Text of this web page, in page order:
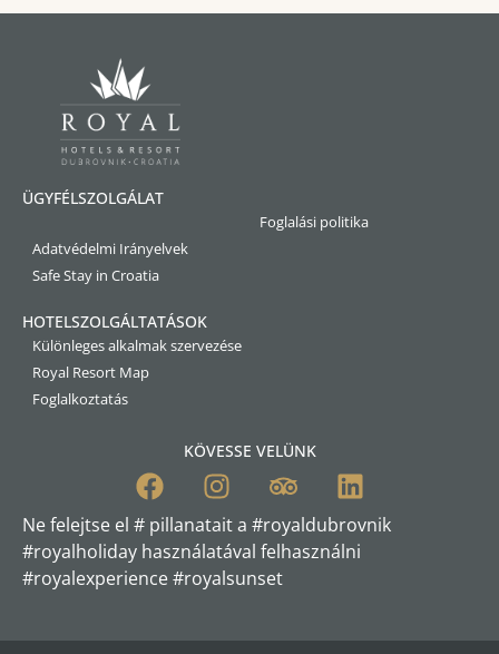
ÜGYFÉLSZOLGÁLAT
Foglalási politika
Adatvédelmi Irányelvek
Safe Stay in Croatia
HOTELSZOLGÁLTATÁSOK
Különleges alkalmak szervezése
Royal Resort Map
Foglalkoztatás
KÖVESSE VELÜNK
Ne felejtse el # pillanatait a #royaldubrovnik
#royalholiday használatával felhasználni
#royalexperience #royalsunset